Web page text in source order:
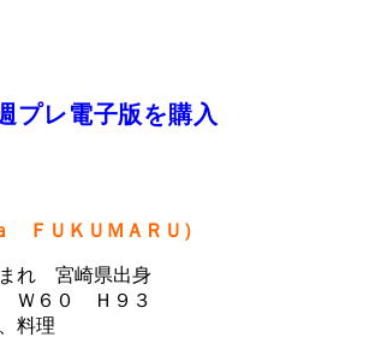
プレ電子版を購入
ＦＵＫＵＭＡＲＵ）
まれ 宮崎県出身
Ｗ６０ Ｈ９３
料理